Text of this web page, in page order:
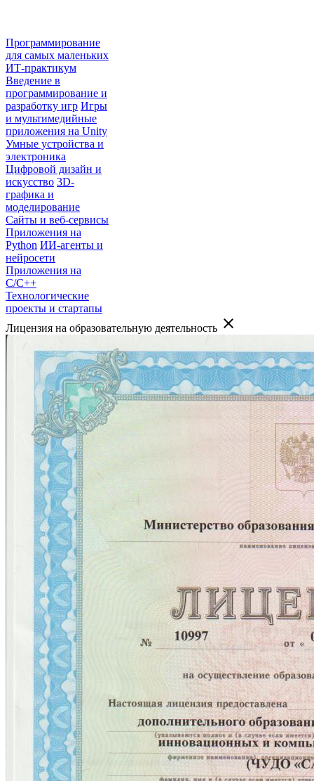
Программирование
для самых маленьких
ИТ-практикум
Введение в
программирование и
разработку игр Игры
и мультимедийные
приложения на Unity
Умные устройства и
электроника
Цифровой дизайн и
искусство 3D-
графика и
моделирование
Сайты и веб-сервисы
Приложения на
Python ИИ-агенты и
нейросети
Приложения на
C/C++
Технологические
проекты и стартапы
Лицензия на образовательную деятельность close